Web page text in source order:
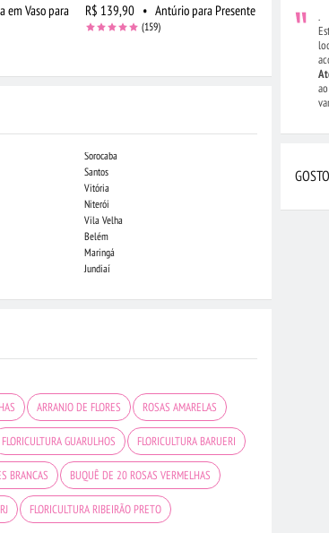
em Vaso para
R$ 139,90 • Antúrio para Presente
(159)
R$ 149,90
Sorocaba
Santos
Vitória
Niterói
Vila Velha
Belém
Maringá
Jundiaí
Indaiatuba
ARRANJO DE FLORES ROSAS AMARELAS
FLORICULTURA GUARULHOS FLORICULTURA BARUERI
BRANCAS BUQUÊ DE 20 ROSAS VERMELHAS
FLORICULTURA RIBEIRÃO PRETO
.